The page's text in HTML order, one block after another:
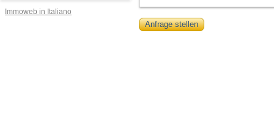
Immoweb in Italiano
Anfrage stellen